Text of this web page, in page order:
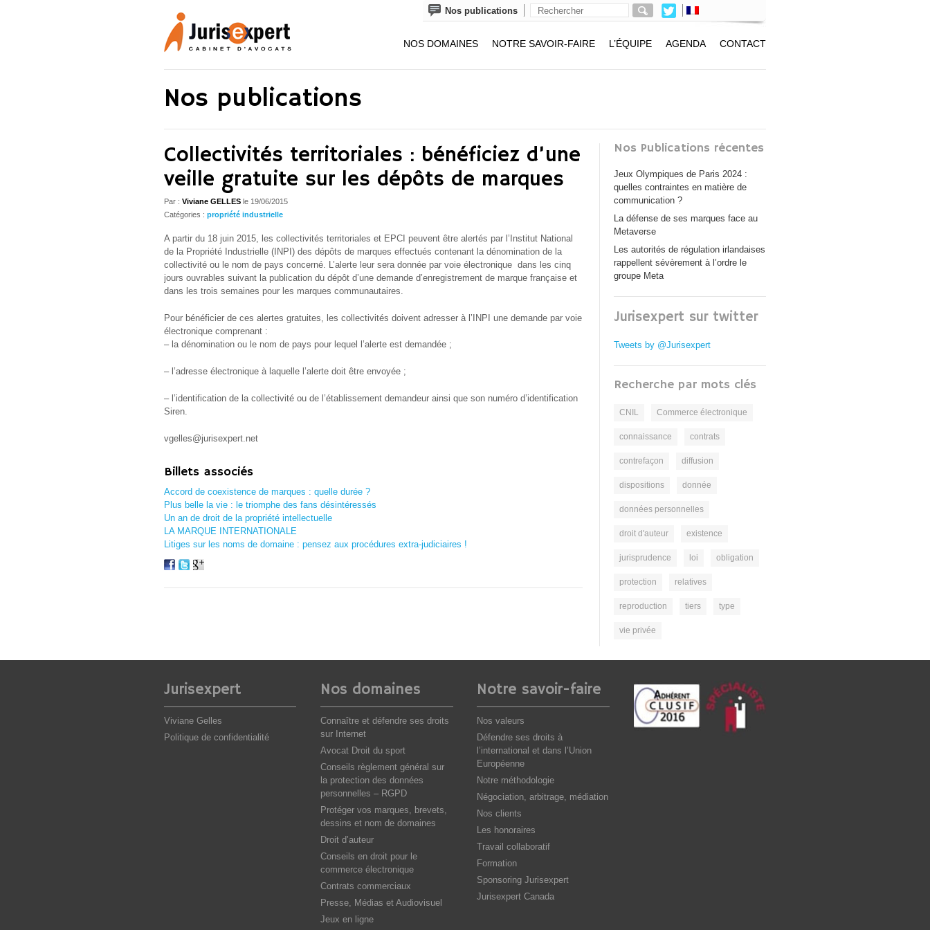
Nos publications
NOS DOMAINES NOTRE SAVOIR-FAIRE L’ÉQUIPE AGENDA CONTACT
Nos publications
Collectivités territoriales : bénéficiez d’une
veille gratuite sur les dépôts de marques
Par : Viviane GELLES le 19/06/2015
Catégories : propriété industrielle
A partir du 18 juin 2015, les collectivités territoriales et EPCI peuvent être alertés par l’Institut National
de la Propriété Industrielle (INPI) des dépôts de marques effectués contenant la dénomination de la
collectivité ou le nom de pays concerné. L’alerte leur sera donnée par voie électronique dans les cinq
jours ouvrables suivant la publication du dépôt d’une demande d’enregistrement de marque française et
dans les trois semaines pour les marques communautaires.
Pour bénéficier de ces alertes gratuites, les collectivités doivent adresser à l’INPI une demande par voie
électronique comprenant :
– la dénomination ou le nom de pays pour lequel l’alerte est demandée ;
– l’adresse électronique à laquelle l’alerte doit être envoyée ;
– l’identification de la collectivité ou de l’établissement demandeur ainsi que son numéro d’identification
Siren.
vgelles@jurisexpert.net
Billets associés
Accord de coexistence de marques : quelle durée ?
Plus belle la vie : le triomphe des fans désintéressés
Un an de droit de la propriété intellectuelle
LA MARQUE INTERNATIONALE
Litiges sur les noms de domaine : pensez aux procédures extra-judiciaires !
Nos Publications récentes
Jeux Olympiques de Paris 2024 :
quelles contraintes en matière de
communication ?
La défense de ses marques face au
Metaverse
Les autorités de régulation irlandaises
rappellent sévèrement à l’ordre le
groupe Meta
Jurisexpert sur twitter
Tweets by @Jurisexpert
Recherche par mots clés
CNIL Commerce électronique
connaissance contrats
contrefaçon diffusion
dispositions donnée
données personnelles
droit d'auteur existence
jurisprudence loi obligation
protection relatives
reproduction tiers type
vie privée
Jurisexpert
Viviane Gelles
Politique de confidentialité
Nos domaines
Connaître et défendre ses droits
sur Internet
Avocat Droit du sport
Conseils règlement général sur
la protection des données
personnelles – RGPD
Protéger vos marques, brevets,
dessins et nom de domaines
Droit d’auteur
Conseils en droit pour le
commerce électronique
Contrats commerciaux
Presse, Médias et Audiovisuel
Jeux en ligne
Notre savoir-faire
Nos valeurs
Défendre ses droits à
l’international et dans l’Union
Européenne
Notre méthodologie
Négociation, arbitrage, médiation
Nos clients
Les honoraires
Travail collaboratif
Formation
Sponsoring Jurisexpert
Jurisexpert Canada